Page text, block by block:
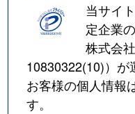
当サイ
定企業
株式会
10830322(10)）が
お客様の個人情報
す。